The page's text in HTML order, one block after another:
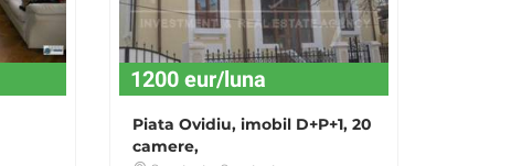
1200 eur/luna
Piata Ovidiu, imobil D+P+1, 20
camere,